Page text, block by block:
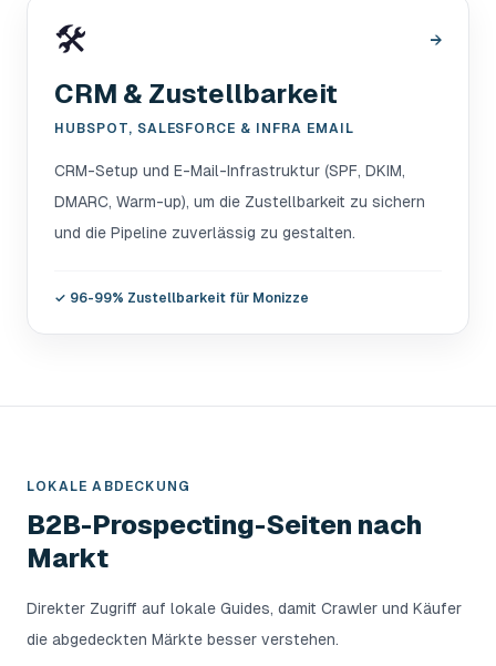
🛠️ →
CRM & Zustellbarkeit
HUBSPOT, SALESFORCE & INFRA EMAIL
CRM-Setup und E-Mail-Infrastruktur (SPF, DKIM,
DMARC, Warm-up), um die Zustellbarkeit zu sichern
und die Pipeline zuverlässig zu gestalten.
✓ 96-99% Zustellbarkeit für Monizze
LOKALE ABDECKUNG
B2B-Prospecting-Seiten nach
Markt
Direkter Zugriff auf lokale Guides, damit Crawler und Käufer
die abgedeckten Märkte besser verstehen.